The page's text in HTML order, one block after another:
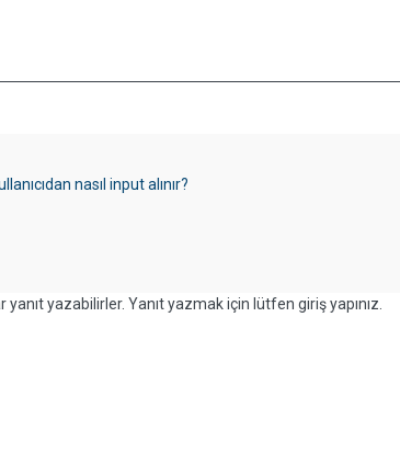
nasıl input alınır?
yanıt yazabilirler. Yanıt yazmak için lütfen giriş yapınız.